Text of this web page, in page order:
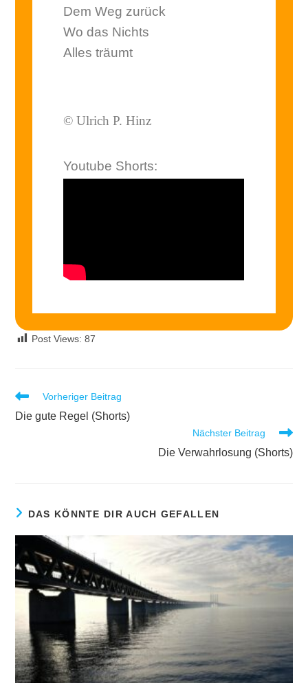
Dem Weg zurück
Wo das Nichts
Alles träumt
© Ulrich P. Hinz
Youtube Shorts:
Post Views: 87
Vorheriger Beitrag
Die gute Regel (Shorts)
Nächster Beitrag
Die Verwahrlosung (Shorts)
DAS KÖNNTE DIR AUCH GEFALLEN